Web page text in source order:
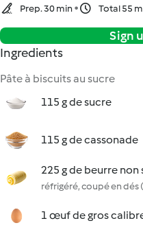
Prep. 30 min Total 55
Sign
Ingredients
Pâte à biscuits au sucre
115 g de sucre
115 g de cassonade
225 g de beurre non
réfrigéré, coupé en dés
1 œuf de gros